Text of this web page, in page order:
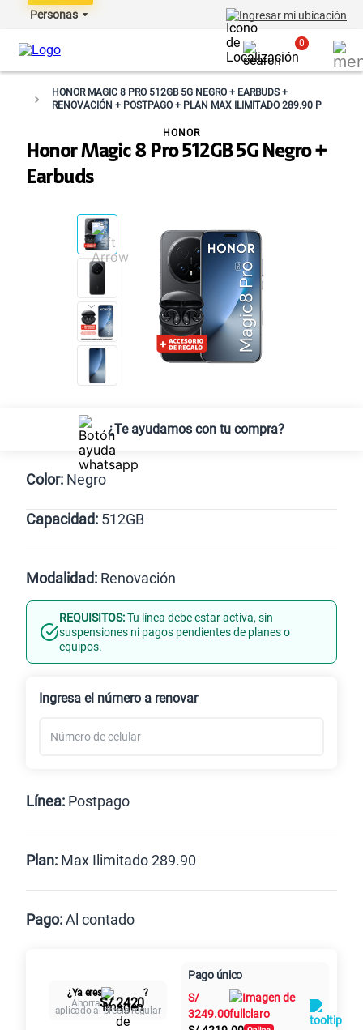
Personas Ingresar mi ubicación
0
HONOR MAGIC 8 PRO 512GB 5G NEGRO + EARBUDS +
RENOVACIÓN + POSTPAGO + PLAN MAX ILIMITADO 289.90 P
Honor Magic 8 Pro 512GB 5G Negro +
Earbuds
HONOR
¿Te ayudamos con tu compra?
Color: Negro
Negro
Capacidad: 512GB
512GB
Modalidad: Renovación
Línea Nueva Portabilidad
REQUISITOS:Tu línea debe estar activa, sin
suspensiones ni pagos pendientes de planes o
equipos.
Ingresa el número a renovar
Línea: Postpago
Postpago
Plan: Max Ilimitado 289.90
125GBen alta velocidad
79.90
Pago:Al contado
Cuotas Claro
intereses
¿Ya eres
?
AhorraS/ 2420
aplicado al precio regular
Pago único
S/
3249.00